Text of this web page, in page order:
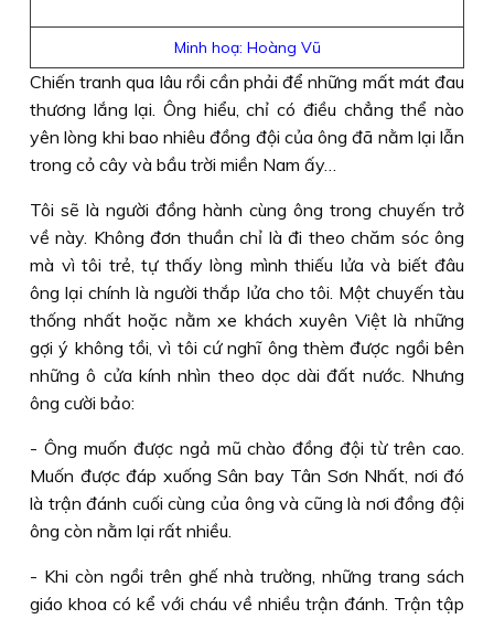
Minh hoạ: Hoàng Vũ
Chiến tranh qua lâu rồi cần phải để những mất mát đau
thương lắng lại. Ông hiểu, chỉ có điều chẳng thể nào
yên lòng khi bao nhiêu đồng đội của ông đã nằm lại lẫn
trong cỏ cây và bầu trời miền Nam ấy…
Tôi sẽ là người đồng hành cùng ông trong chuyến trở
về này. Không đơn thuần chỉ là đi theo chăm sóc ông
mà vì tôi trẻ, tự thấy lòng mình thiếu lửa và biết đâu
ông lại chính là người thắp lửa cho tôi. Một chuyến tàu
thống nhất hoặc nằm xe khách xuyên Việt là những
gợi ý không tồi, vì tôi cứ nghĩ ông thèm được ngồi bên
những ô cửa kính nhìn theo dọc dài đất nước. Nhưng
ông cười bảo:
- Ông muốn được ngả mũ chào đồng đội từ trên cao.
Muốn được đáp xuống Sân bay Tân Sơn Nhất, nơi đó
là trận đánh cuối cùng của ông và cũng là nơi đồng đội
ông còn nằm lại rất nhiều.
- Khi còn ngồi trên ghế nhà trường, những trang sách
giáo khoa có kể với cháu về nhiều trận đánh. Trận tập